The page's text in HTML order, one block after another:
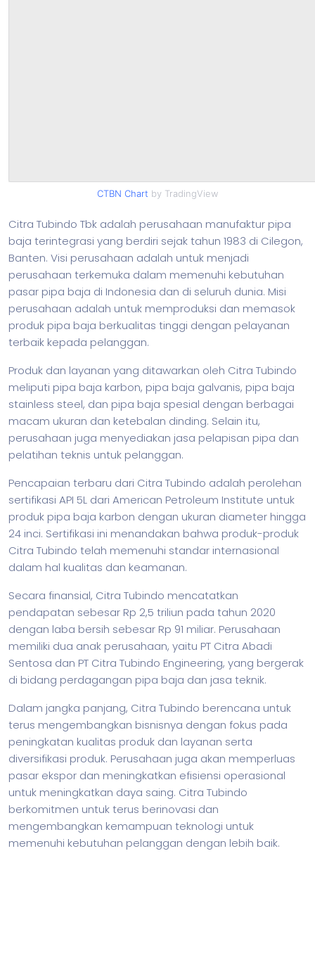
CTBN Chart by TradingView
Citra Tubindo Tbk adalah perusahaan manufaktur pipa
baja terintegrasi yang berdiri sejak tahun 1983 di Cilegon,
Banten. Visi perusahaan adalah untuk menjadi
perusahaan terkemuka dalam memenuhi kebutuhan
pasar pipa baja di Indonesia dan di seluruh dunia. Misi
perusahaan adalah untuk memproduksi dan memasok
produk pipa baja berkualitas tinggi dengan pelayanan
terbaik kepada pelanggan.
Produk dan layanan yang ditawarkan oleh Citra Tubindo
meliputi pipa baja karbon, pipa baja galvanis, pipa baja
stainless steel, dan pipa baja spesial dengan berbagai
macam ukuran dan ketebalan dinding. Selain itu,
perusahaan juga menyediakan jasa pelapisan pipa dan
pelatihan teknis untuk pelanggan.
Pencapaian terbaru dari Citra Tubindo adalah perolehan
sertifikasi API 5L dari American Petroleum Institute untuk
produk pipa baja karbon dengan ukuran diameter hingga
24 inci. Sertifikasi ini menandakan bahwa produk-produk
Citra Tubindo telah memenuhi standar internasional
dalam hal kualitas dan keamanan.
Secara finansial, Citra Tubindo mencatatkan
pendapatan sebesar Rp 2,5 triliun pada tahun 2020
dengan laba bersih sebesar Rp 91 miliar. Perusahaan
memiliki dua anak perusahaan, yaitu PT Citra Abadi
Sentosa dan PT Citra Tubindo Engineering, yang bergerak
di bidang perdagangan pipa baja dan jasa teknik.
Dalam jangka panjang, Citra Tubindo berencana untuk
terus mengembangkan bisnisnya dengan fokus pada
peningkatan kualitas produk dan layanan serta
diversifikasi produk. Perusahaan juga akan memperluas
pasar ekspor dan meningkatkan efisiensi operasional
untuk meningkatkan daya saing. Citra Tubindo
berkomitmen untuk terus berinovasi dan
mengembangkan kemampuan teknologi untuk
memenuhi kebutuhan pelanggan dengan lebih baik.